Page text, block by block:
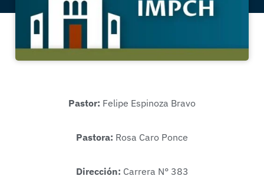
Pastor: Felipe Espinoza Bravo
Pastora: Rosa Caro Ponce
Dirección: Carrera N° 383